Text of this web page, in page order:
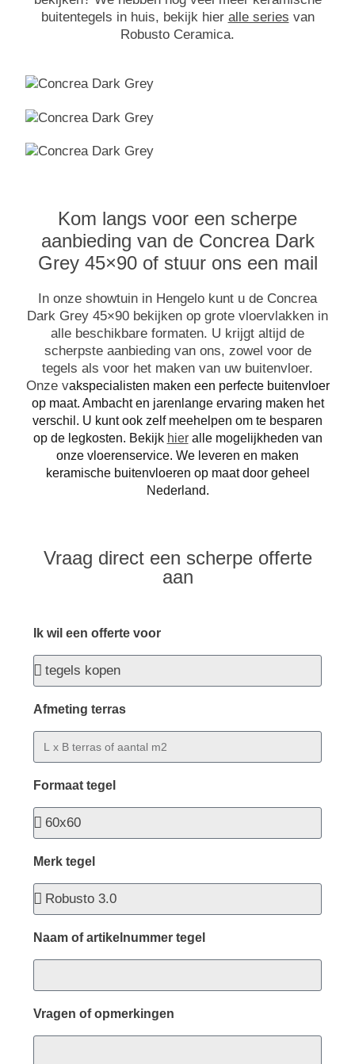
buitentegels in huis, bekijk hier alle series van
Robusto Ceramica.
Kom langs voor een scherpe
aanbieding van de Concrea Dark
Grey 45×90 of stuur ons een mail
In onze showtuin in Hengelo kunt u de Concrea
Dark Grey 45×90 bekijken op grote vloervlakken in
alle beschikbare formaten. U krijgt altijd de
scherpste aanbieding van ons, zowel voor de
tegels als voor het maken van uw buitenvloer.
Onze vakspecialisten maken een perfecte buitenvloer
op maat. Ambacht en jarenlange ervaring maken het
verschil. U kunt ook zelf meehelpen om te besparen
op de legkosten. Bekijk hieralle mogelijkheden van
onze vloerenservice. We leveren en maken
keramische buitenvloeren op maat door geheel
Nederland.
Vraag direct een scherpe offerte
aan
Ik wil een offerte voor
Afmeting terras
Formaat tegel
Merk tegel
Naam of artikelnummer tegel
Vragen of opmerkingen